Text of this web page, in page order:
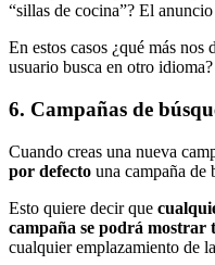
“sillas de cocina”? El
En estos casos ¿qué más
usuario busca en otro idioma?
6. Campañas de
Cuando creas una nueva
por defecto una campaña de
Esto quiere decir que
campaña se podrá mostrar
cualquier emplazamiento de